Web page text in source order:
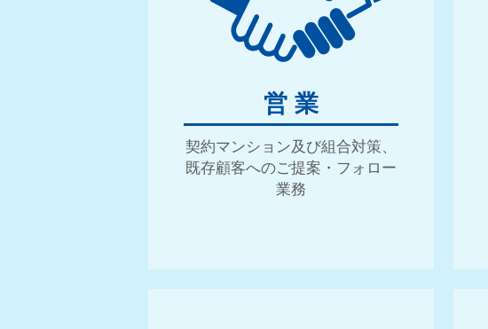
EOPLE
営 業
契約マンション及び組合対策、
既存顧客へのご提案・フォロー
業務